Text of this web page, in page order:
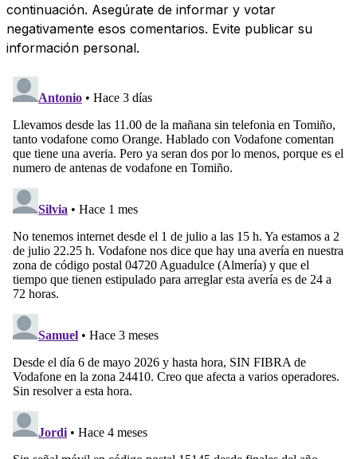
continuación. Asegúrate de informar y votar
negativamente esos comentarios. Evite publicar su
información personal.